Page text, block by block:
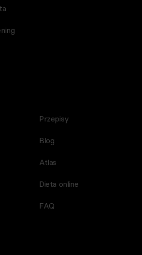
Przepisy
Blog
Atlas
Dieta online
FAQ